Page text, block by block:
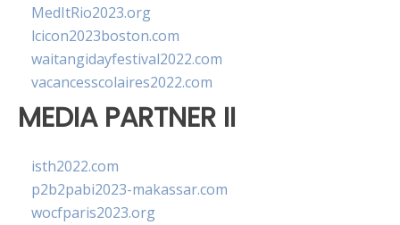
MedItRio2023.org
lcicon2023boston.com
waitangidayfestival2022.com
vacancesscolaires2022.com
MEDIA PARTNER II
isth2022.com
p2b2pabi2023-makassar.com
wocfparis2023.org